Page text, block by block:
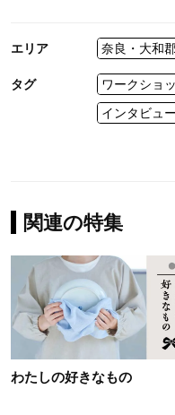
エリア 奈良・大和
タグ ワークショ
インタビュー
関連の特集
わたしの好きなもの